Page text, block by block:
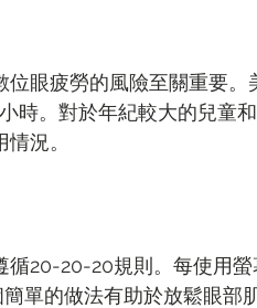
眼疲勞的風險至關重要
時。對於年紀較大的兒童
況。
循20-20-20規則。每使用
單的做法有助於放鬆眼部